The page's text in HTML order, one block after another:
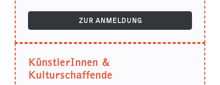
ZUR ANMELDUNG
KünstlerInnen &
Kulturschaffende